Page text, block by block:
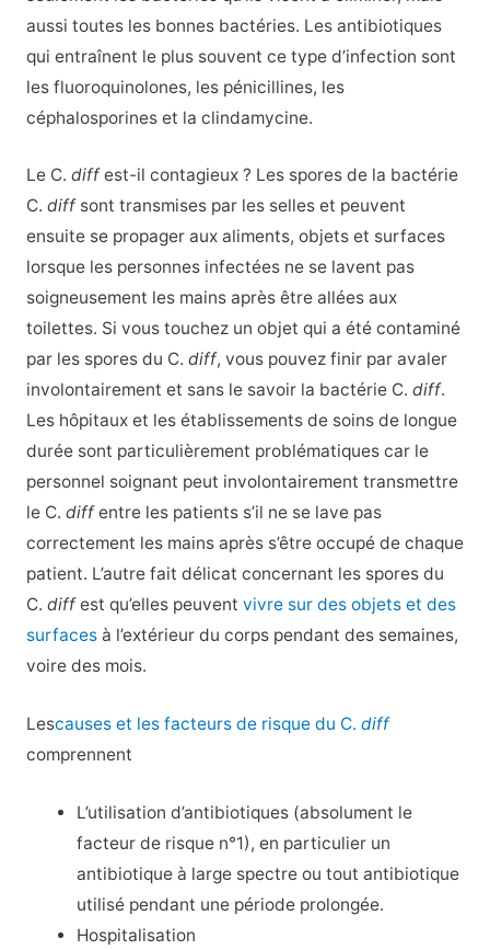
aussi toutes les bonnes bactéries. Les antibiotiques
qui entraînent le plus souvent ce type d’infection sont
les fluoroquinolones, les pénicillines, les
céphalosporines et la clindamycine.
Le C. diffest-il contagieux ? Les spores de la bactérie
C. diffsont transmises par les selles et peuvent
ensuite se propager aux aliments, objets et surfaces
lorsque les personnes infectées ne se lavent pas
soigneusement les mains après être allées aux
toilettes. Si vous touchez un objet qui a été contaminé
par les spores du C. diff, vous pouvez finir par avaler
involontairement et sans le savoir la bactérie C. diff.
Les hôpitaux et les établissements de soins de longue
durée sont particulièrement problématiques car le
personnel soignant peut involontairement transmettre
le C. diffentre les patients s’il ne se lave pas
correctement les mains après s’être occupé de chaque
patient. L’autre fait délicat concernant les spores du
C. diffest qu’elles peuvent vivre sur des objets et des
surfacesà l’extérieur du corps pendant des semaines,
voire des mois.
Lescauses et les facteurs de risque du C. diff
comprennent
L’utilisation d’antibiotiques (absolument le
facteur de risque n°1), en particulier un
antibiotique à large spectre ou tout antibiotique
utilisé pendant une période prolongée.
Hospitalisation